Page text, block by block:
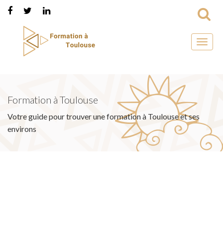
Toggle
Formation à Toulouse
Votre guide pour trouver une formation à Toulouse et ses
environs